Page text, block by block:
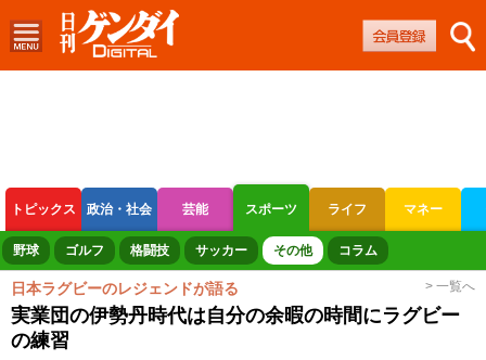
トピックス 政治・社会 芸能 スポーツ ライフ マネー
ボートレース 競輪 オートレース
野球 ゴルフ 格闘技 サッカー その他 コラム
日本ラグビーのレジェンドが語る > 一覧へ
実業団の伊勢丹時代は自分の余暇の時間にラグビー
の練習